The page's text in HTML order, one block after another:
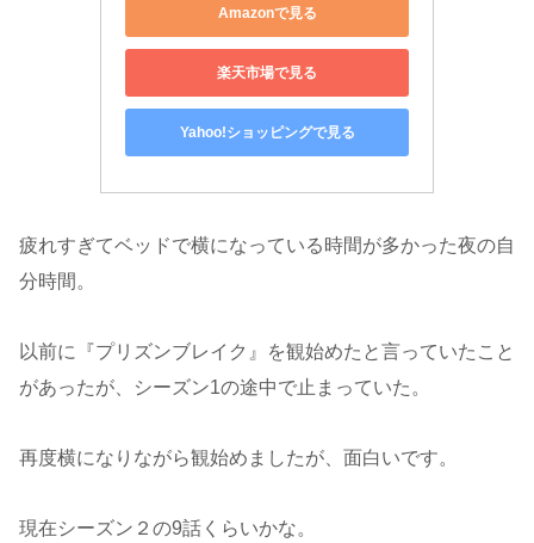
Amazonで見る
楽天市場で見る
Yahoo!ショッピングで見る
疲れすぎてベッドで横になっている時間が多かった夜の自
分時間。
以前に『プリズンブレイク』を観始めたと言っていたこと
があったが、シーズン1の途中で止まっていた。
再度横になりながら観始めましたが、面白いです。
現在シーズン２の9話くらいかな。